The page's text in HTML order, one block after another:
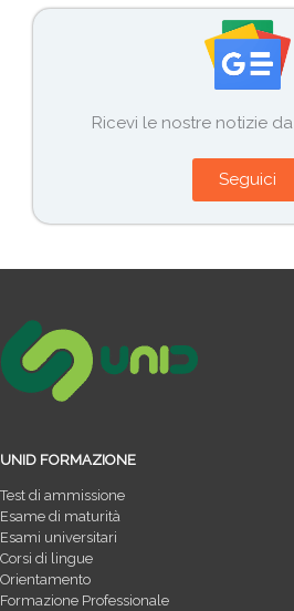
Ricevi le nostre notizie da
Seguici
UNID FORMAZIONE
Test di ammissione
Esame di maturità
Esami universitari
Corsi di lingue
Orientamento
Formazione Professionale